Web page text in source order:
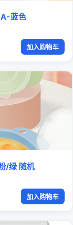
蓝色
加入购物车
/绿 随机
加入购物车